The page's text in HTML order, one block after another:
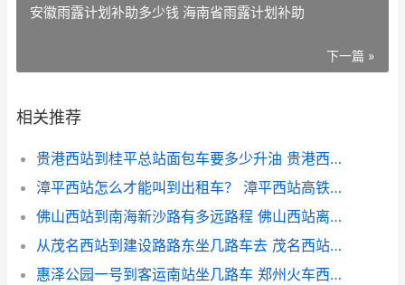
安徽雨露计划补助多少钱 海南省雨露计划补助
下一篇 »
相关推荐
贵港西站到桂平总站面包车要多少升油 贵港西站到桂平直达快班
漳平西站怎么才能叫到出租车？ 漳平西站高铁时刻表
佛山西站到南海新沙路有多远路程 佛山西站离南海区多远
从茂名西站到建设路路东坐几路车去 茂名西站在哪
惠泽公园一号到客运南站坐几路车 郑州火车西站到汽车南站